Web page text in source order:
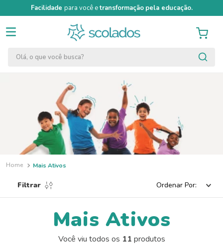
Facilidade para você etransformação pela educação.
Olá, o que você busca?
Mais Ativos
Filtrar Ordenar Por
Mais Ativos
Você viu todos os 11 produtos